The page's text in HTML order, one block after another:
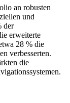
an robusten
und
der
erweiterte
28 % die
verbesserten.
die